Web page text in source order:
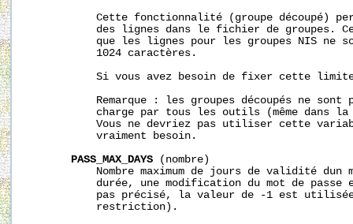
Cette fonctionnalité (groupe découpé)
des lignes dans le fichier de groupes.
que les lignes pour les groupes NIS ne
           1024 caractères.
Si vous avez besoin de fixer cette
Remarque : les groupes découpés ne sont
charge par tous les outils (même dans
Vous ne devriez pas utiliser cette
           vraiment besoin.
PASS_MAX_DAYS (nombre)
Nombre maximum de jours de validité dun
durée, une modification du mot de passe
pas précisé, la valeur de -1 est
           restriction).